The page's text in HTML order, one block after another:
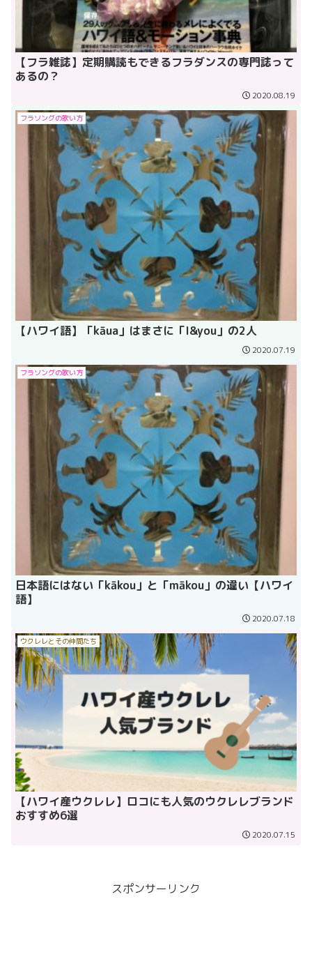
【フラ雑誌】定期購読もできるフラダンスの専門誌って
あるの？
2020.08.19
フラソングの歌い方
【ハワイ語】「kāua」はまさに「I&you」の2人
2020.07.19
フラソングの歌い方
日本語にはない「kākou」と「mākou」の違い【ハワイ
語】
2020.07.18
ウクレレとその仲間たち
【ハワイ産ウクレレ】ロコにも人気のウクレレブランド
おすすめ6選
2020.07.15
スポンサーリンク